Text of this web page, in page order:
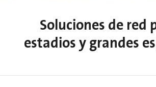
Soluciones de red
estadios y grandes